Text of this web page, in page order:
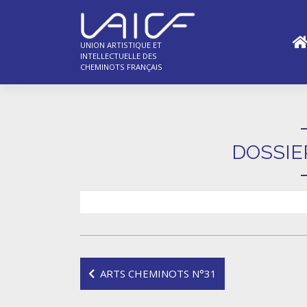
UNION ARTISTIQUE ET
INTELLECTUELLE DES
CHEMINOTS FRANÇAIS
Navigation
de
ARTS CHEMINOTS N°31